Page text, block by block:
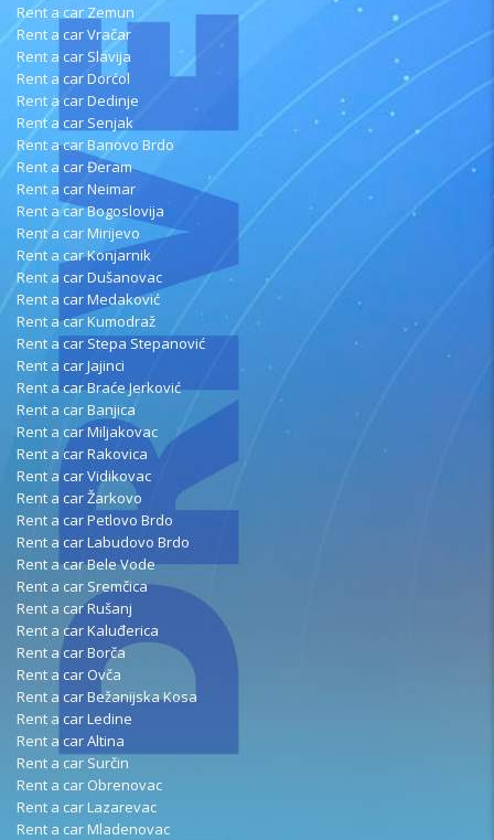
Rent a car Zemun
Rent a car Vračar
Rent a car Slavija
Rent a car Dorćol
Rent a car Dedinje
Rent a car Senjak
Rent a car Banovo Brdo
Rent a car Đeram
Rent a car Neimar
Rent a car Bogoslovija
Rent a car Mirijevo
Rent a car Konjarnik
Rent a car Dušanovac
Rent a car Medaković
Rent a car Kumodraž
Rent a car Stepa Stepanović
Rent a car Jajinci
Rent a car Braće Jerković
Rent a car Banjica
Rent a car Miljakovac
Rent a car Rakovica
Rent a car Vidikovac
Rent a car Žarkovo
Rent a car Petlovo Brdo
Rent a car Labudovo Brdo
Rent a car Bele Vode
Rent a car Sremčica
Rent a car Rušanj
Rent a car Kaluđerica
Rent a car Borča
Rent a car Ovča
Rent a car Bežanijska Kosa
Rent a car Ledine
Rent a car Altina
Rent a car Surčin
Rent a car Obrenovac
Rent a car Lazarevac
Rent a car Mladenovac